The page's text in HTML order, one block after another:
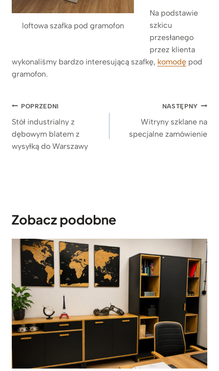
loftowa szafka pod gramofon
Na podstawie
szkicu
przesłanego
przez klienta
wykonaliśmy bardzo interesującą szafkę, komodę pod
gramofon.
Nawigacja
wpisu
POPRZEDNI
Stół industrialny z
dębowym blatem z
wysyłką do Warszawy
NASTĘPNY
Witryny szklane na
specjalne zamówienie
Zobacz podobne